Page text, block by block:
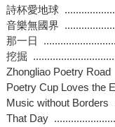
詩杯愛地球
音樂無國界
那一日
挖掘
Zhongliao Poetry
Poetry Cup Loves the
Music without Borders
That Day